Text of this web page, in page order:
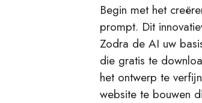
Begin met het
prompt. Dit
Zodra de AI uw
die gratis te
het ontwerp te
website te bouwen